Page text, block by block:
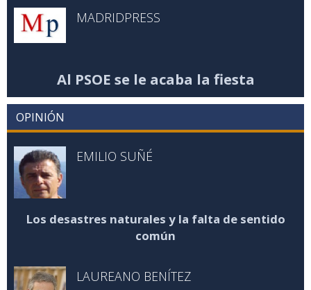
MADRIDPRESS
Al PSOE se le acaba la fiesta
OPINIÓN
EMILIO SUÑÉ
Los desastres naturales y la falta de sentido
común
LAUREANO BENÍTEZ